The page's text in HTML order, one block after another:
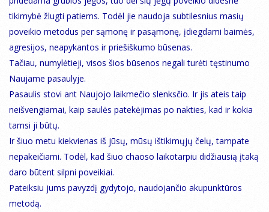
tikimybė žlugti patiems. Todėl jie naudoja subtilesnius masių
poveikio metodus per sąmonę ir pasąmonę, įdiegdami baimės,
agresijos, neapykantos ir priešiškumo būsenas.
Tačiau, numylėtieji, visos šios būsenos negali turėti tęstinumo
Naujame pasaulyje.
Pasaulis stovi ant Naujojo laikmečio slenksčio. Ir jis ateis taip
neišvengiamai, kaip saulės patekėjimas po nakties, kad ir kokia
tamsi ji būtų.
Ir šiuo metu kiekvienas iš jūsų, mūsų ištikimųjų čelų, tampate
nepakeičiami. Todėl, kad šiuo chaoso laikotarpiu didžiausią įtaką
daro būtent silpni poveikiai.
Pateiksiu jums pavyzdį gydytojo, naudojančio akupunktūros
metodą.